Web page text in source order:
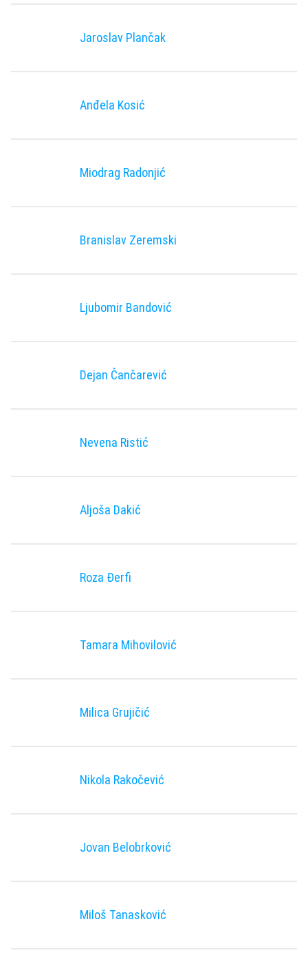
Jaroslav Plančak
Anđela Kosić
Miodrag Radonjić
Branislav Zeremski
Ljubomir Bandović
Dejan Čančarević
Nevena Ristić
Aljoša Dakić
Roza Ðerfi
Tamara Mihovilović
Milica Grujičić
Nikola Rakočević
Jovan Belobrković
Miloš Tanasković